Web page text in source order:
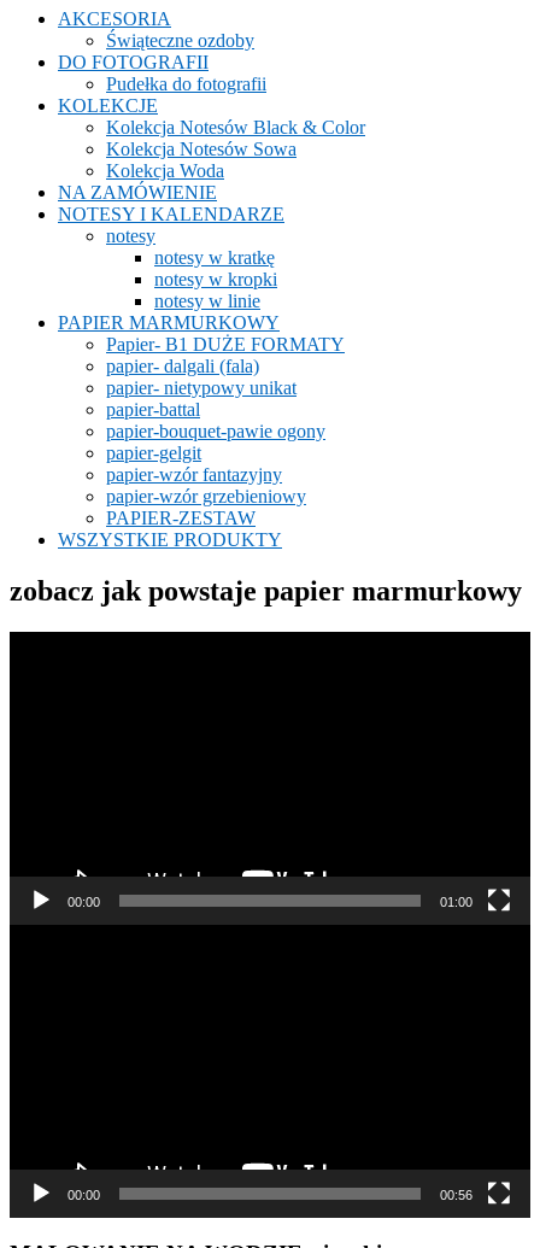
na
stronie
produktu
AKCESORIA
Świąteczne ozdoby
DO FOTOGRAFII
Pudełka do fotografii
KOLEKCJE
Kolekcja Notesów Black & Color
Kolekcja Notesów Sowa
Kolekcja Woda
NA ZAMÓWIENIE
NOTESY I KALENDARZE
notesy
notesy w kratkę
notesy w kropki
notesy w linie
PAPIER MARMURKOWY
Papier- B1 DUŻE FORMATY
papier- dalgali (fala)
papier- nietypowy unikat
papier-battal
papier-bouquet-pawie ogony
papier-gelgit
papier-wzór fantazyjny
papier-wzór grzebieniowy
PAPIER-ZESTAW
WSZYSTKIE PRODUKTY
zobacz jak powstaje papier marmurkowy
00:00 01:00
00:00 00:56